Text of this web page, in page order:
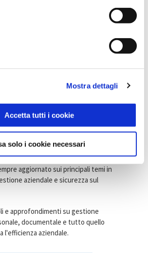
Mostra dettagli
Accetta tutti i cookie
solo i cookie necessari
Perché è importante redigere un
SICUREZZA SUL LAVORO
Rischi ambientali in azienda:
strategie, prevenzione e gestione
Azienda Digitale
promosso daZucchettiper chi vuole
aggiornato sui principali temi in
aziendale e sicurezza sul
e approfondimenti su gestione
documentale e tutto quello
l'efficienza aziendale.